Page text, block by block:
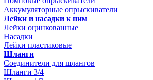
Аккумуляторные опрыскиватели
Лейки и насадки к ним
Лейки оцинкованные
Насадки
Лейки пластиковые
Шланги
Соединители для шлангов
Шланги 3/4